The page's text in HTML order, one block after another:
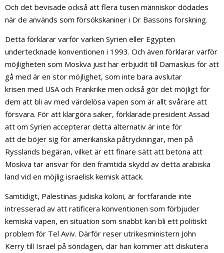
Och det bevisade också att flera tusen människor dödades
när de används som försökskaniner i Dr Bassons forskning.
Detta förklarar varför varken Syrien eller Egypten
undertecknade konventionen i 1993. Och även förklarar varför
möjligheten som Moskva just har erbjudit till Damaskus för att
gå med är en stor möjlighet, som inte bara avslutar
krisen med USA och Frankrike men också gör det möjligt för
dem att bli av med värdelösa vapen som är allt svårare att
försvara. För att klargöra saker, förklarade president Assad
att om Syrien accepterar detta alternativ är inte för
att de böjer sig för amerikanska påtryckningar, men på
Rysslands begäran, vilket är ett finare sätt att betona att
Moskva tar ansvar för den framtida skydd av detta arabiska
land vid en möjlig israelisk kemisk attack.
Samtidigt, Palestinas judiska koloni, är fortfarande inte
intresserad av att ratificera konventionen som förbjuder
kemiska vapen, en situation som snabbt kan bli ett politiskt
problem för Tel Aviv. Därför reser utrikesministern John
Kerry till Israel på söndagen, där han kommer att diskutera